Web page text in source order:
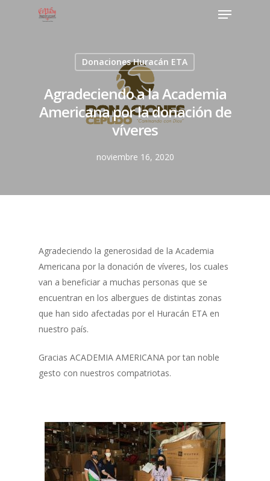
Donaciones Huracán ETA
Agradeciendo a la Academia
Americana por la donación de
víveres
noviembre 16, 2020
Agradeciendo la generosidad de la Academia
Americana por la donación de víveres, los cuales
van a beneficiar a muchas personas que se
encuentran en los albergues de distintas zonas
que han sido afectadas por el Huracán ETA en
nuestro país.
Gracias ACADEMIA AMERICANA por tan noble
gesto con nuestros compatriotas.
Inicio
Quienes Somos